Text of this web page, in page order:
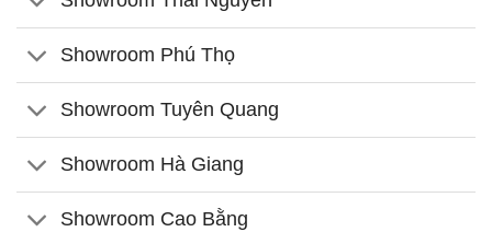
Showroom Phú Thọ
Showroom Tuyên Quang
Showroom Hà Giang
Showroom Cao Bằng